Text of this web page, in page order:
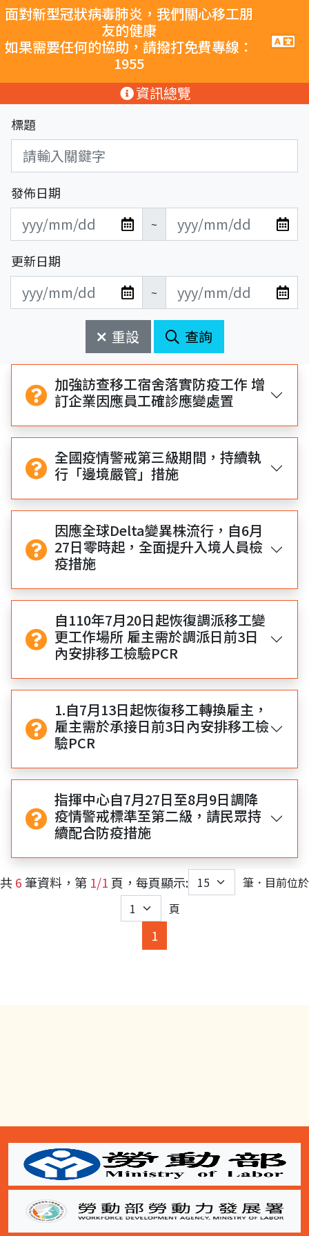
跳至主要內容
面對新型冠狀病毒肺炎，我們關心移工朋
友的健康
如果需要任何的協助，請撥打免費專線：
1955
手
機
覽
鈕
資訊總覽
標題
發佈日期
日
期
開
始
~
日
期
結
束
更新日期
~
重設 查詢
加強訪查移工宿舍落實防疫工作 增
訂企業因應員工確診應變處置
全國疫情警戒第三級期間，持續執
行「邊境嚴管」措施
因應全球Delta變異株流行，自6月
27日零時起，全面提升入境人員檢
疫措施
自110年7月20日起恢復調派移工變
更工作場所 雇主需於調派日前3日
內安排移工檢驗PCR
1.自7月13日起恢復移工轉換雇主，
雇主需於承接日前3日內安排移工檢
驗PCR
指揮中心自7月27日至8月9日調降
疫情警戒標準至第二級，請民眾持
續配合防疫措施
共6 筆資料，第 1/1 頁，每頁顯示:
筆．目前位於
頁
1